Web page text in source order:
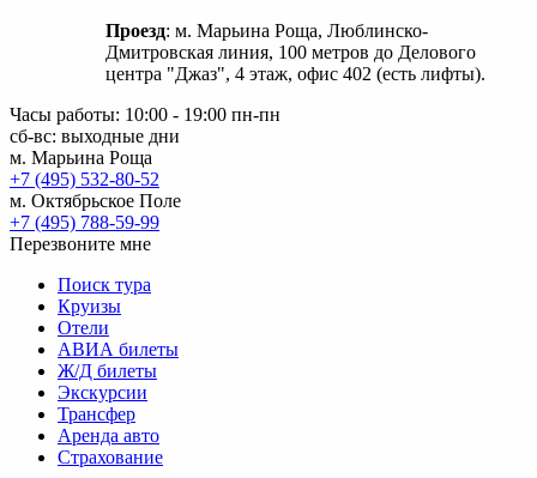
Проезд: м. Марьина Роща, Люблинско-
Дмитровская линия, 100 метров до Делового
центра "Джаз", 4 этаж, офис 402 (есть лифты).
Часы работы: 10:00 - 19:00 пн-пн
сб-вс: выходные дни
м. Марьина Роща
+7 (495) 532-80-52
м. Октябрьское Поле
+7 (495) 788-59-99
Перезвоните мне
Поиск тура
Круизы
Отели
АВИА билеты
Ж/Д билеты
Экскурсии
Трансфер
Аренда авто
Страхование